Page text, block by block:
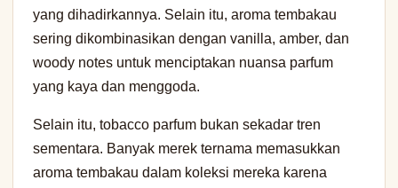
yang dihadirkannya. Selain itu, aroma tembakau
sering dikombinasikan dengan vanilla, amber, dan
woody notes untuk menciptakan nuansa parfum
yang kaya dan menggoda.
Selain itu, tobacco parfum bukan sekadar tren
sementara. Banyak merek ternama memasukkan
aroma tembakau dalam koleksi mereka karena